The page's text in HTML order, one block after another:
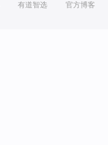
有道智选 官方博客